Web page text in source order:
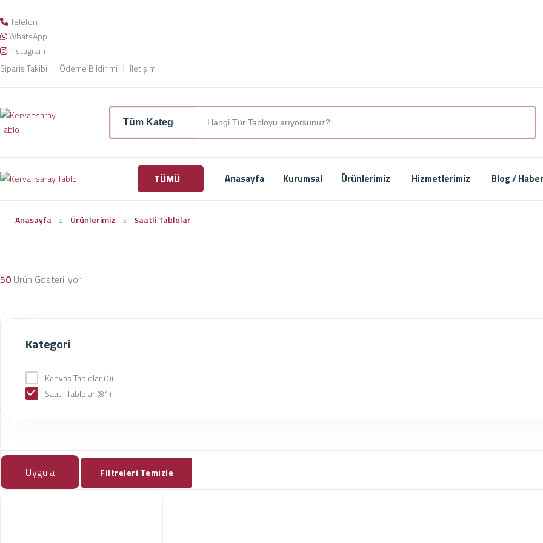
Telefon
WhatsApp
İnstagram
Sipariş Takibi
Ödeme Bildirimi İletişim
TÜMÜ Anasayfa Kurumsal Ürünlerimiz Hizmetlerimiz Blog / Haber
Anasayfa Ürünlerimiz Saatli Tablolar
50 Ürün Gösteriliyor
Kategori
Kanvas Tablolar(0)
Saatli Tablolar(81)
Uygula Filtreleri Temizle